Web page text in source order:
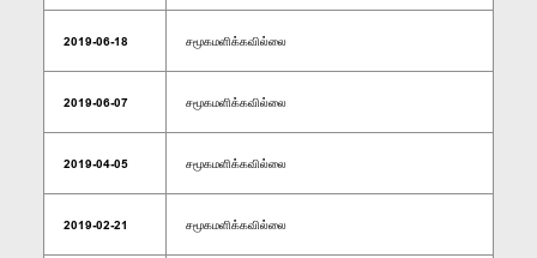
2019-06-18 சமூகமளிக்கவில்லை
2019-06-07 சமூகமளிக்கவில்லை
2019-04-05 சமூகமளிக்கவில்லை
2019-02-21 சமூகமளிக்கவில்லை